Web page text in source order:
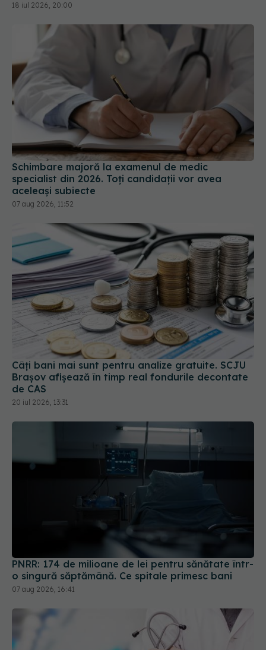
18 iul 2026, 20:00
Schimbare majoră la examenul de medic
specialist din 2026. Toți candidații vor avea
aceleași subiecte
07 aug 2026, 11:52
Câți bani mai sunt pentru analize gratuite. SCJU
Brașov afișează în timp real fondurile decontate
de CAS
20 iul 2026, 13:31
PNRR: 174 de milioane de lei pentru sănătate într-
o singură săptămână. Ce spitale primesc bani
07 aug 2026, 16:41